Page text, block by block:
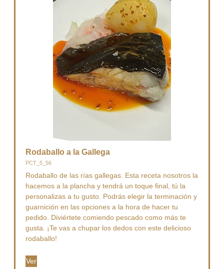
Rodaballo a la Gallega
PCT_5_56
Rodaballo de las rías gallegas. Esta receta nosotros la
hacemos a la plancha y tendrá un toque final, tú la
personalizas a tu gusto. Podrás elegir la terminación y
guarnición en las opciones a la hora de hacer tu
pedido. Diviértete comiendo pescado como más te
gusta. ¡Te vas a chupar los dedos con este delicioso
rodaballo!
Ver